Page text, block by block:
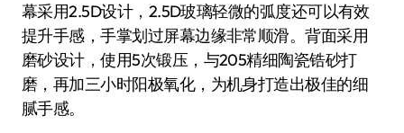
幕采用2.5D设计，2.5D玻璃轻微的弧度还可以有效
提升手感，手掌划过屏幕边缘非常顺滑。背面采用
磨砂设计，使用5次锻压，与205精细陶瓷锆砂打
磨，再加三小时阳极氧化，为机身打造出极佳的细
腻手感。